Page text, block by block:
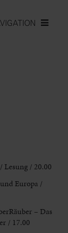
Lesung / 20.00
Europa /
– Das
/ 17.00